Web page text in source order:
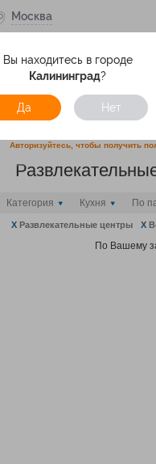
Москва
Вы находитесь в городе
Калининград?
Да Нет
Услуги Отели
Авторизуйтесь, чтобы получить
Категория Кухня По
X Развлекательные центры X
По Вашему